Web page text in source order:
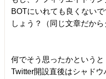
BOTにいれても良くない
しょう？（同じ文章だから
何でそう思ったかというと
Twitter開設直後はシャド